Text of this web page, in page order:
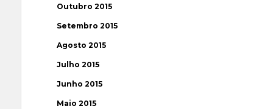
Outubro 2015
Setembro 2015
Agosto 2015
Julho 2015
Junho 2015
Maio 2015